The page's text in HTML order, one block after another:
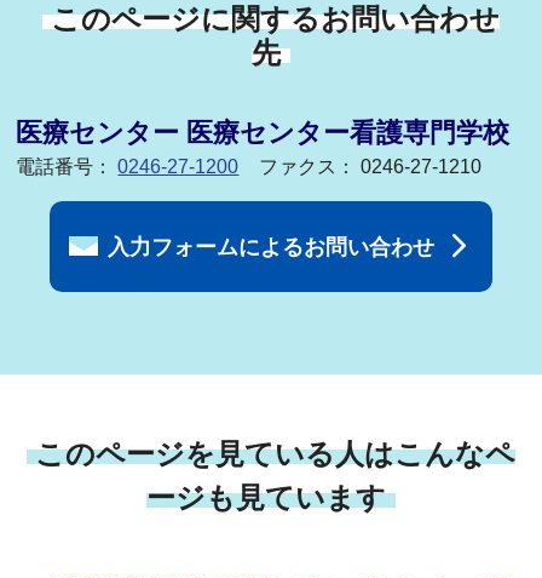
このページに関するお問い合わせ
先
医療センター 医療センター看護専門学校
電話番号：0246-27-1200 ファクス： 0246-27-1210
入力フォームによるお問い合わせ
このページを見ている人はこんなペ
ージも見ています